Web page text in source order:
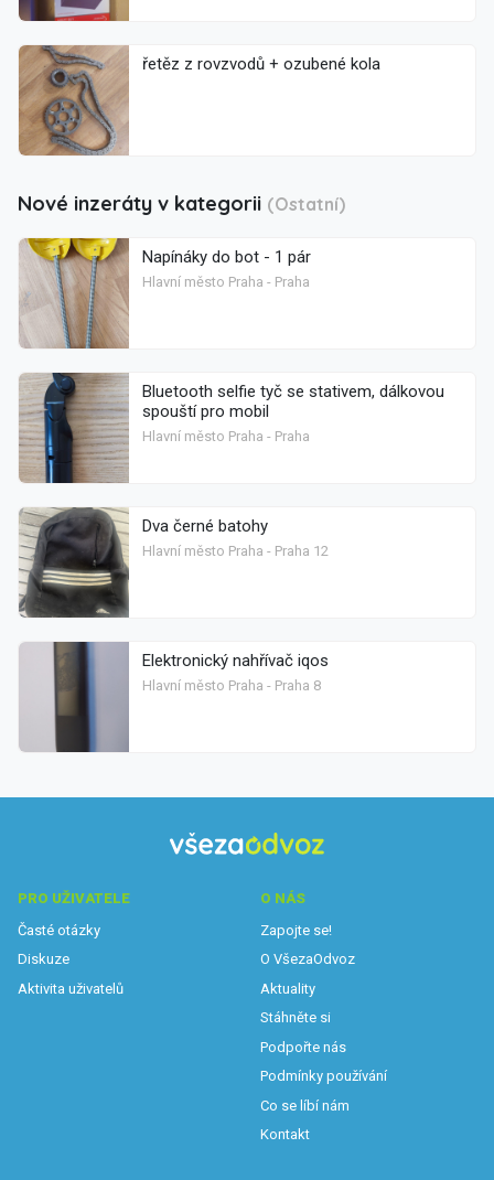
řetěz z rovzvodů + ozubené kola
Nové inzeráty v kategorii (Ostatní)
Napínáky do bot - 1 pár
Hlavní město Praha - Praha
Bluetooth selfie tyč se stativem, dálkovou
spouští pro mobil
Hlavní město Praha - Praha
Dva černé batohy
Hlavní město Praha - Praha 12
Elektronický nahřívač iqos
Hlavní město Praha - Praha 8
PRO UŽIVATELE
Časté otázky
Diskuze
Aktivita uživatelů
O NÁS
Zapojte se!
O VšezaOdvoz
Aktuality
Stáhněte si
Podpořte nás
Podmínky používání
Co se líbí nám
Kontakt